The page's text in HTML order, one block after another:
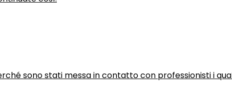
sono stati messa in contatto con professionisti i